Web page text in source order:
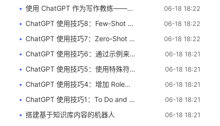
使用 ChatGPT 作为写作教练——如何改善而不是萎缩 06-18 18:22
ChatGPT 使用技巧8：Few-Shot Chain of Thought 06-18 18:22
ChatGPT 使用技巧7：Zero-Shot Chain of Thought 06-18 18:22
ChatGPT 使用技巧6：通过示例来阐述需要输出的格式 06-18 18:21
ChatGPT 使用技巧5：使用特殊符号指令和需要处理的文本分开 06-18 18:21
ChatGPT 使用技巧4：增加 Role（角色）或人物 06-18 18:21
ChatGPT 使用技巧1：To Do and Not To Do 06-18 18:21
搭建基于知识库内容的机器人 06-18 18:21